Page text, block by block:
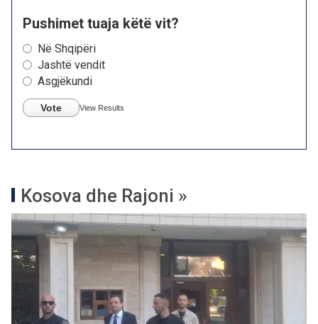
Pushimet tuaja këtë vit?
Në Shqipëri
Jashtë vendit
Asgjëkundi
Vote View Results
Kosova dhe Rajoni »